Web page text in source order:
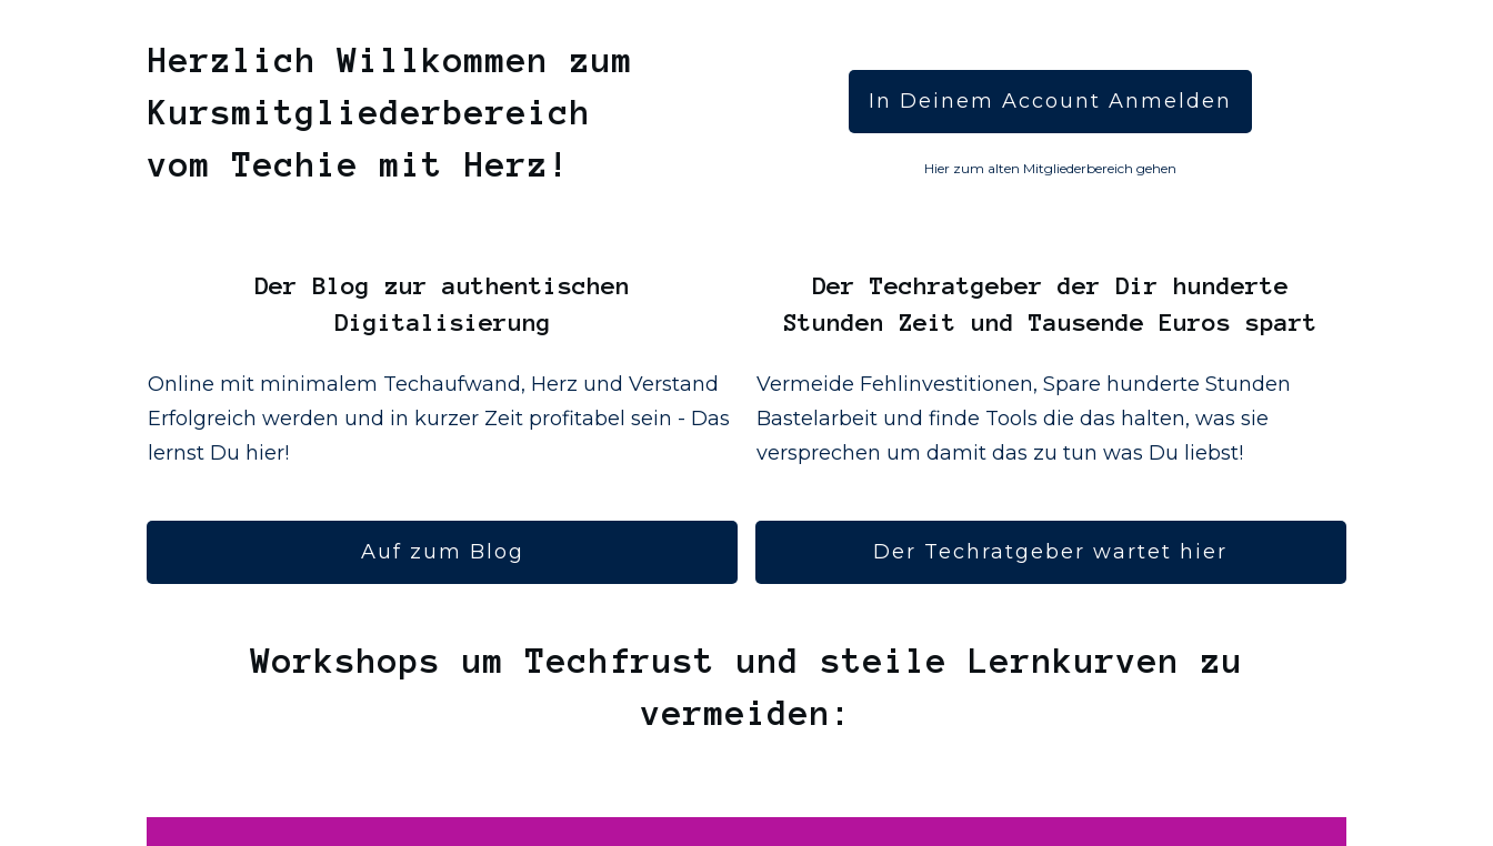
Herzlich Willkommen zum
Kursmitgliederbereich
vom Techie mit Herz!
In Deinem Account Anmelden
Hier zum alten Mitgliederbereich gehen
Der Blog zur authentischen
Digitalisierung
Online mit minimalem Techaufwand, Herz und Verstand
Erfolgreich werden und in kurzer Zeit profitabel sein - Das
lernst Du hier!
Auf zum Blog
DerTechratgeber der Dir hunderte
Stunden Zeit und Tausende Euros spart
Vermeide Fehlinvestitionen, Spare hunderte Stunden
Bastelarbeit und finde Tools die das halten, was sie
versprechen um damit das zu tun was Du liebst!
Der Techratgeber wartet hier
Workshops um Techfrust und steile Lernkurven zu
vermeiden: